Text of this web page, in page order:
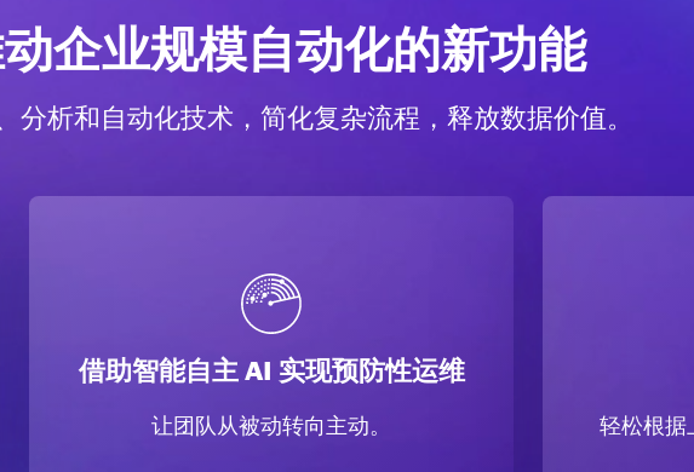
企业规模自动化的新功能
分析和自动化技术，简化复杂流程，释放数据价值。
借助智能自主 AI 实现预防性运维
让团队从被动转向主动。 轻松根据